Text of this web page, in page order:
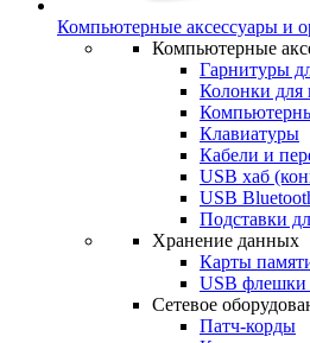
Компьютерные аксессуары и
Компьютерные
Гарнитуры
Колонки для
Клавиатуры
Кабели и
USB хаб
USB
Подставки
Хранение данных
Карты
USB флешки
Сетевое
Патч-корды